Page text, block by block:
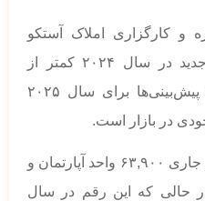
کارگزاری املاک آستکو
(Asteco)، تحویل پروژه‌های جدید در سال ۲۰۲۴ کمتر از
میزان پیش‌بینی‌شده بود؛ اما پیش‌بینی‌ها برای سال ۲۰۲۵
در بازار است.
طبق پیش‌بینی آستکو، در سال جاری ۶۳,۹۰۰ واحد آپارتمان و
در حالی که این رقم در سال